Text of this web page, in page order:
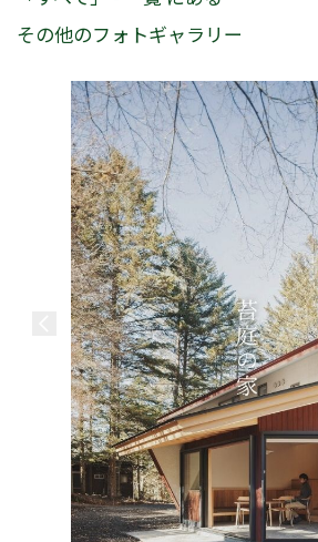
その他のフォトギャラリー